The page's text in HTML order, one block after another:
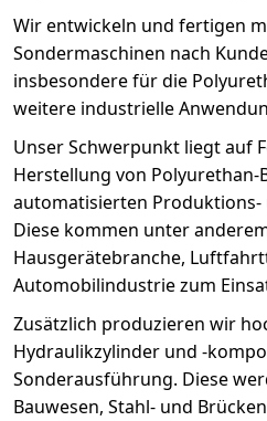
Wir entwickeln und fertigen
Sondermaschinen nach
insbesondere für die
weitere industrielle
Unser Schwerpunkt liegt auf
Herstellung von Polyurethan-
automatisierten Produktions-
Diese kommen unter
Hausgerätebranche,
Automobilindustrie zum
Zusätzlich produzieren wir
Hydraulikzylinder und -
Sonderausführung. Diese
Bauwesen, Stahl- und